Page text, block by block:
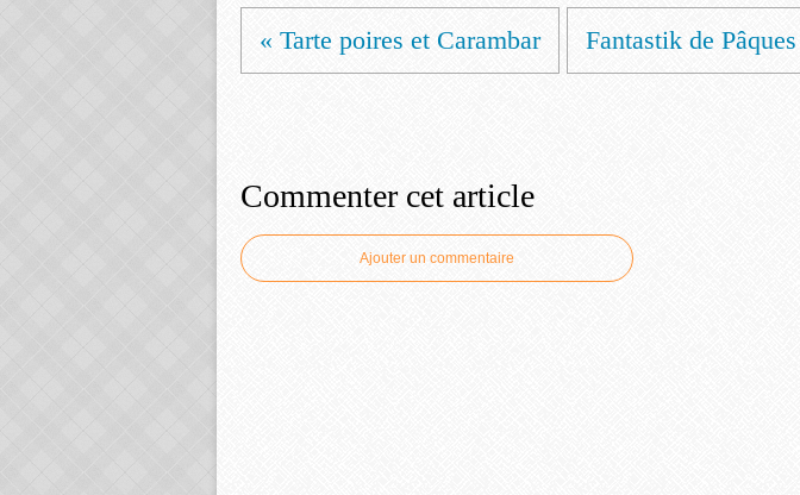
« Tarte poires et Carambar Fantastik de
Commenter cet article
Ajouter un commentaire